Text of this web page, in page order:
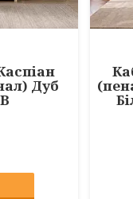
Дуб